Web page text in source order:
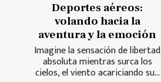
Deportes aéreos:
volando hacia la
aventura y la emoción
Imagine la sensación de libertad
absoluta mientras surca los
cielos, el viento acariciando su...